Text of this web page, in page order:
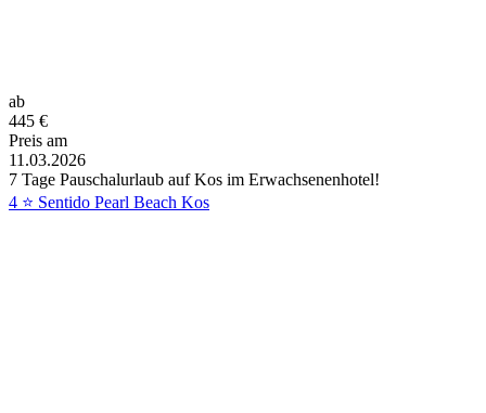
ab
445 €
Preis am
11.03.2026
7 Tage Pauschalurlaub auf Kos im Erwachsenenhotel!
4 ⭐ Sentido Pearl Beach Kos